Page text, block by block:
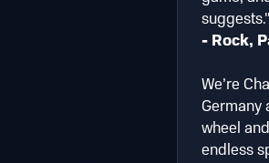
suggests."
- Rock,
We’re
Germany
wheel
endless